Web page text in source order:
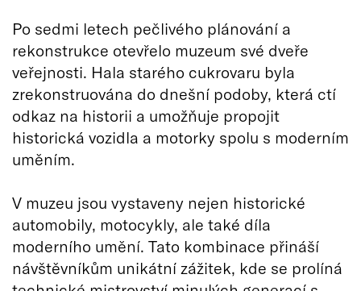
Po sedmi letech pečlivého plánování a
rekonstrukce otevřelo muzeum své dveře
veřejnosti. Hala starého cukrovaru byla
zrekonstruována do dnešní podoby, která ctí
odkaz na historii a umožňuje propojit
historická vozidla a motorky spolu s moderním
uměním.
V muzeu jsou vystaveny nejen historické
automobily, motocykly, ale také díla
moderního umění. Tato kombinace přináší
návštěvníkům unikátní zážitek, kde se prolíná